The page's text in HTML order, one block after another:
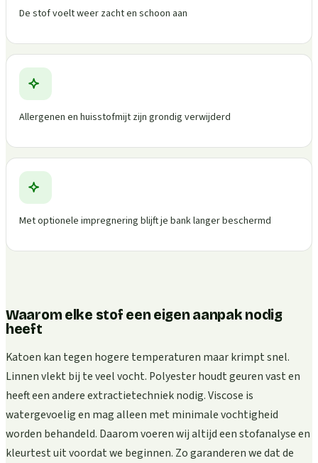
De stof voelt weer zacht en schoon aan
Allergenen en huisstofmijt zijn grondig verwijderd
Met optionele impregnering blijft je bank langer beschermd
Waarom elke stof een eigen aanpak nodig
heeft
Katoen kan tegen hogere temperaturen maar krimpt snel.
Linnen vlekt bij te veel vocht. Polyester houdt geuren vast en
heeft een andere extractietechniek nodig. Viscose is
watergevoelig en mag alleen met minimale vochtigheid
worden behandeld. Daarom voeren wij altijd een stofanalyse en
kleurtest uit voordat we beginnen. Zo garanderen we dat de